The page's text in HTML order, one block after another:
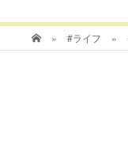
» #ライフ »